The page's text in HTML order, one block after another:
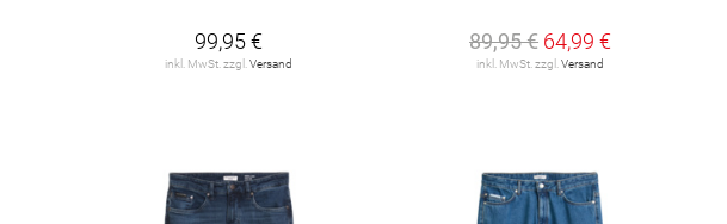
99,95 €
inkl. MwSt. zzgl.Versand
89,95 € 64,99 €
inkl. MwSt. zzgl.Versand